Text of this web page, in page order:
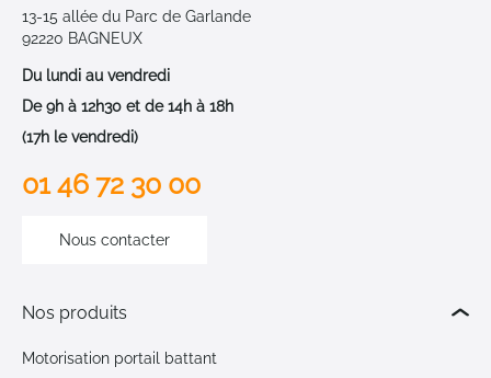
13-15 allée du Parc de Garlande
92220 BAGNEUX
Du lundi au vendredi
De 9h à 12h30 et de 14h à 18h
(17h le vendredi)
01 46 72 30 00
Nous contacter
Nos produits
Motorisation portail battant